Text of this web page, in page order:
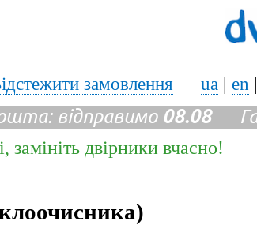
замовлення ua | en |
відправимо 08.08
двірники вчасно!